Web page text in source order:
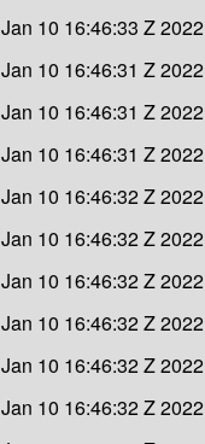
10 16:46:33 Z 2022
10 16:46:31 Z 2022
10 16:46:31 Z 2022
10 16:46:31 Z 2022
10 16:46:32 Z 2022
10 16:46:32 Z 2022
10 16:46:32 Z 2022
10 16:46:32 Z 2022
10 16:46:32 Z 2022
10 16:46:32 Z 2022